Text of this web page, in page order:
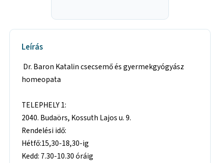
Leírás
Dr. Baron Katalin csecsemő és gyermekgyógyász
homeopata
TELEPHELY 1:
2040. Budaörs, Kossuth Lajos u. 9.
Rendelési idő:
Hétfő:15,30-18,30-ig
Kedd: 7.30-10.30 óráig